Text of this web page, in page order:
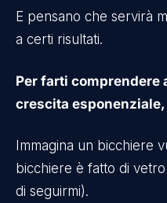
E pensano che servirà
a certi risultati.
Per farti comprendere
crescita
Immagina un bicchiere
bicchiere è fatto di
di seguirmi).